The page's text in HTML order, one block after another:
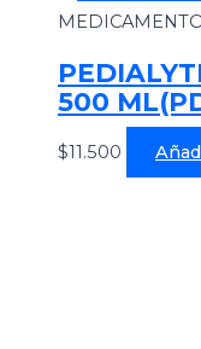
500
$11.500